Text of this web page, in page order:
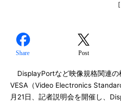
[
Share Post
DisplayPortなど映像規格関連の
VESA（Video Electronics
月21日、記者説明会を開催し、